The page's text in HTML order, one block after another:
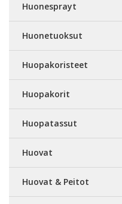
Huonesprayt
Huonetuoksut
Huopakoristeet
Huopakorit
Huopatassut
Huovat
Huovat & Peitot